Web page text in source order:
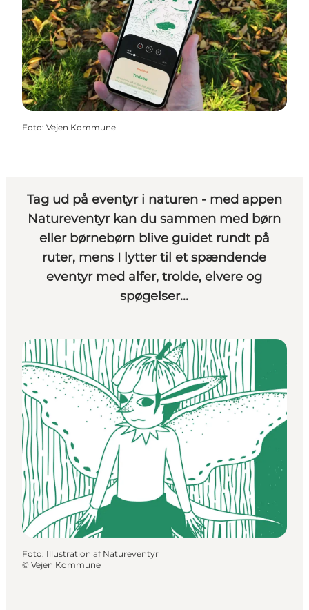
Foto: Vejen Kommune
Tag ud på eventyr i naturen - med appen
Natureventyr kan du sammen med børn
eller børnebørn blive guidet rundt på
ruter, mens I lytter til et spændende
eventyr med alfer, trolde, elvere og
spøgelser...
Foto: Illustration af Natureventyr
© Vejen Kommune